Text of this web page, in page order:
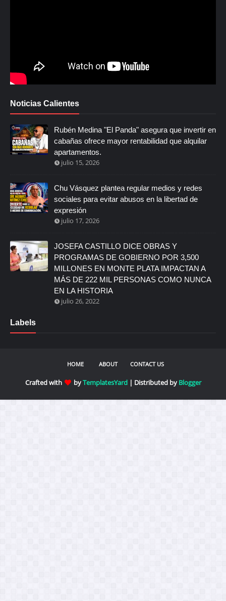
Noticias Calientes
Rubén Medina "El Panda" asegura que invertir en
cabañas ofrece mayor rentabilidad que alquilar
apartamentos.
julio 15, 2026
Chu Vásquez plantea regular medios y redes
sociales para evitar abusos en la libertad de
expresión
julio 17, 2026
JOSEFA CASTILLO DICE OBRAS Y
PROGRAMAS DE GOBIERNO POR 3,500
MILLONES EN MONTE PLATA IMPACTAN A
MÁS DE 222 MIL PERSONAS COMO NUNCA
EN LA HISTORIA
julio 26, 2022
Labels
HOME ABOUT CONTACT US
Crafted with byTemplatesYard| Distributed by Blogger